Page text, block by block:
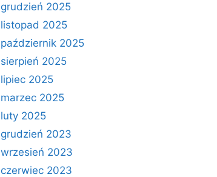
grudzień 2025
listopad 2025
październik 2025
sierpień 2025
lipiec 2025
marzec 2025
luty 2025
grudzień 2023
wrzesień 2023
czerwiec 2023